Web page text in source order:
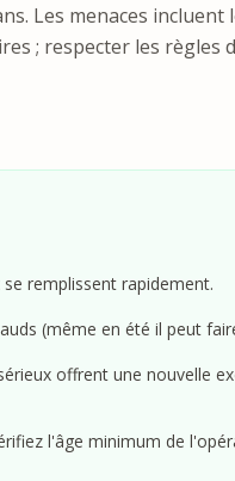
Les menaces
; respecter les règles
remplissent rapidement.
(même en été il peut
offrent une nouvelle
l'âge minimum de